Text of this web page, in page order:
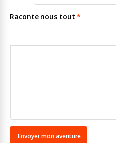
Raconte nous tout *